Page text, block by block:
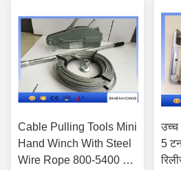
Cable Pulling Tools Mini
Hand Winch With Steel
Wire Rope 800-5400 KG
उच्च
5